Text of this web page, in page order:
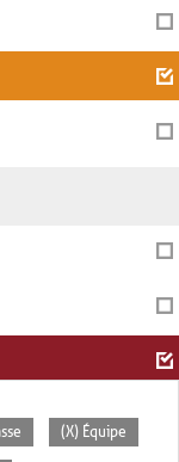
(X) Équipe